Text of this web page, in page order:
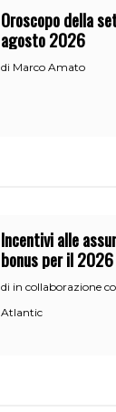
Oroscopo della
agosto 2026
di Marco Amato
Incentivi alle
bonus per il 2026
di in collaborazione
Atlantic